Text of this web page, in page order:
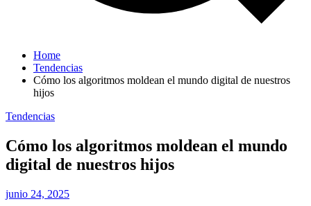
Home
Tendencias
Cómo los algoritmos moldean el mundo digital de nuestros
hijos
Tendencias
Cómo los algoritmos moldean el mundo
digital de nuestros hijos
junio 24, 2025